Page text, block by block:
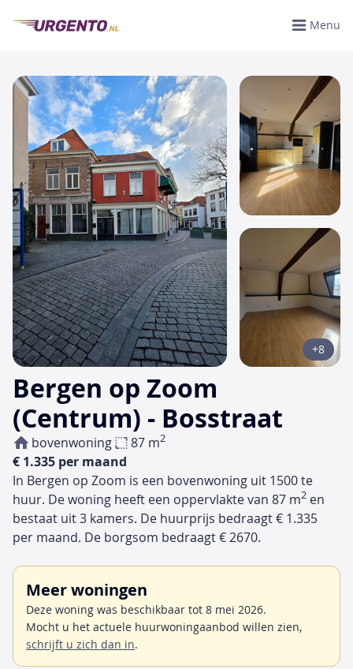
Menu
Bergen op Zoom
(Centrum) - Bosstraat
bovenwoning 87 m2
€ 1.335 per maand
+8
In Bergen op Zoom is een bovenwoning uit 1500 te
huur. De woning heeft een oppervlakte van 87 m2 en
bestaat uit 3 kamers. De huurprijs bedraagt € 1.335
per maand. De borgsom bedraagt € 2670.
Meer woningen
Deze woning was beschikbaar tot 8 mei 2026.
Mocht u het actuele huurwoningaanbod willen zien,
schrijft u zich dan in.